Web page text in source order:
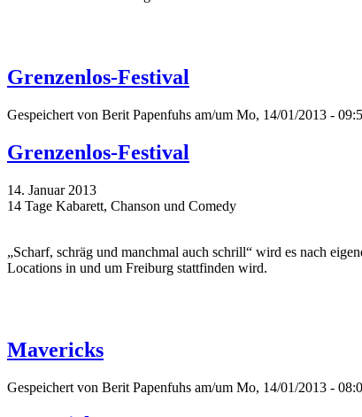
Grenzenlos-Festival
Gespeichert von Berit Papenfuhs am/um Mo, 14/01/2013 -
Grenzenlos-Festival
14. Januar 2013
14 Tage Kabarett, Chanson und Comedy
„Scharf, schräg und manchmal auch schrill“ wird es nach
Locations in und um Freiburg stattfinden wird.
Mavericks
Gespeichert von Berit Papenfuhs am/um Mo, 14/01/2013 -